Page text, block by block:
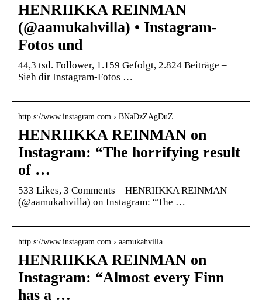
HENRIIKKA REINMAN
(@aamukahvilla) • Instagram-
Fotos und
44,3 tsd. Follower, 1.159 Gefolgt, 2.824 Beiträge –
Sieh dir Instagram-Fotos …
http s://www.instagram.com › BNaDzZAgDuZ
HENRIIKKA REINMAN on
Instagram: “The horrifying result
of …
533 Likes, 3 Comments – HENRIIKKA REINMAN
(@aamukahvilla) on Instagram: “The …
http s://www.instagram.com › aamukahvilla
HENRIIKKA REINMAN on
Instagram: “Almost every Finn
has a …